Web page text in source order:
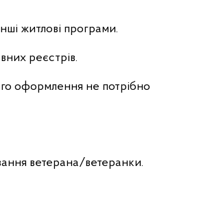
житлові програми.
реєстрів.
оформлення не потрібно
ветерана/ветеранки.